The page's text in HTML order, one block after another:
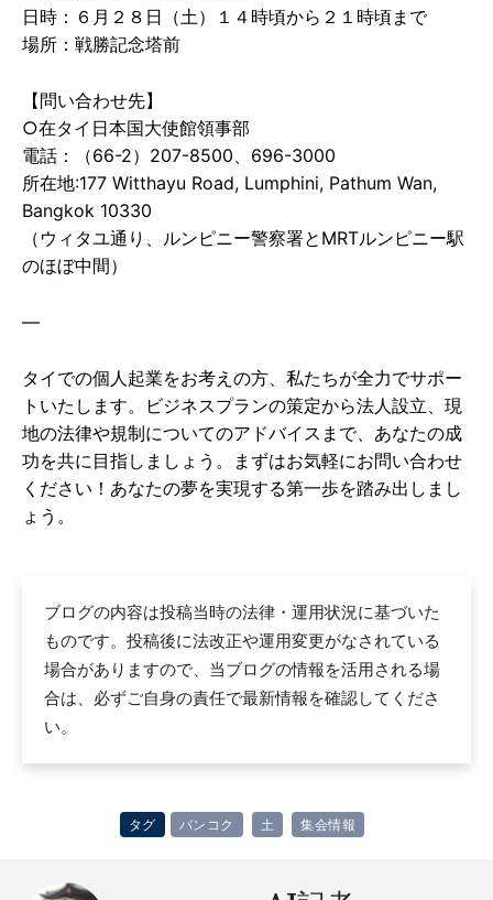
日時：６月２８日（土）１４時頃から２１時頃まで
場所：戦勝記念塔前
【問い合わせ先】
○在タイ日本国大使館領事部
電話：（66-2）207-8500、696-3000
所在地:177 Witthayu Road, Lumphini, Pathum Wan,
Bangkok 10330
（ウィタユ通り、ルンピニー警察署とMRTルンピニー駅
のほぼ中間）
—
タイでの個人起業をお考えの方、私たちが全力でサポー
トいたします。ビジネスプランの策定から法人設立、現
地の法律や規制についてのアドバイスまで、あなたの成
功を共に目指しましょう。まずはお気軽にお問い合わせ
ください！あなたの夢を実現する第一歩を踏み出しまし
ょう。
ブログの内容は投稿当時の法律・運用状況に基づいた
ものです。投稿後に法改正や運用変更がなされている
場合がありますので、当ブログの情報を活用される場
合は、必ずご自身の責任で最新情報を確認してくださ
い。
タグ バンコク 土 集会情報